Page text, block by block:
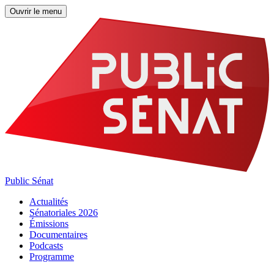
Ouvrir le menu
Public Sénat
Actualités
Sénatoriales 2026
Émissions
Documentaires
Podcasts
Programme